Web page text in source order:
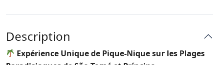
Description
Expérience Unique de Pique-Nique sur les Plages